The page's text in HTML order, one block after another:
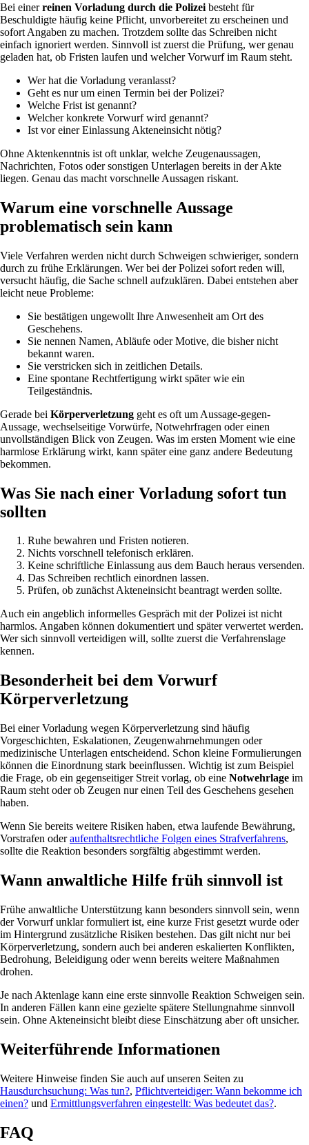
Bei einerreinen Vorladung durch die Polizei besteht für
Beschuldigte häufig keine Pflicht, unvorbereitet zu erscheinen und
sofort Angaben zu machen. Trotzdem sollte das Schreiben nicht
einfach ignoriert werden. Sinnvoll ist zuerst die Prüfung, wer genau
geladen hat, ob Fristen laufen und welcher Vorwurf im Raum steht.
Wer hat die Vorladung veranlasst?
Geht es nur um einen Termin bei der Polizei?
Welche Frist ist genannt?
Welcher konkrete Vorwurf wird genannt?
Ist vor einer Einlassung Akteneinsicht nötig?
Ohne Aktenkenntnis ist oft unklar, welche Zeugenaussagen,
Nachrichten, Fotos oder sonstigen Unterlagen bereits in der Akte
liegen. Genau das macht vorschnelle Aussagen riskant.
Warum eine vorschnelle Aussage
problematisch sein kann
Viele Verfahren werden nicht durch Schweigen schwieriger, sondern
durch zu frühe Erklärungen. Wer bei der Polizei sofort reden will,
versucht häufig, die Sache schnell aufzuklären. Dabei entstehen aber
leicht neue Probleme:
Sie bestätigen ungewollt Ihre Anwesenheit am Ort des
Geschehens.
Sie nennen Namen, Abläufe oder Motive, die bisher nicht
bekannt waren.
Sie verstricken sich in zeitlichen Details.
Eine spontane Rechtfertigung wirkt später wie ein
Teilgeständnis.
Gerade bei Körperverletzung geht es oft um Aussage-gegen-
Aussage, wechselseitige Vorwürfe, Notwehrfragen oder einen
unvollständigen Blick von Zeugen. Was im ersten Moment wie eine
harmlose Erklärung wirkt, kann später eine ganz andere Bedeutung
bekommen.
Was Sie nach einer Vorladung sofort tun
sollten
Ruhe bewahren und Fristen notieren.
Nichts vorschnell telefonisch erklären.
Keine schriftliche Einlassung aus dem Bauch heraus versenden.
Das Schreiben rechtlich einordnen lassen.
Prüfen, ob zunächst Akteneinsicht beantragt werden sollte.
Auch ein angeblich informelles Gespräch mit der Polizei ist nicht
harmlos. Angaben können dokumentiert und später verwertet werden.
Wer sich sinnvoll verteidigen will, sollte zuerst die Verfahrenslage
kennen.
Besonderheit bei dem Vorwurf
Körperverletzung
Bei einer Vorladung wegen Körperverletzung sind häufig
Vorgeschichten, Eskalationen, Zeugenwahrnehmungen oder
medizinische Unterlagen entscheidend. Schon kleine Formulierungen
können die Einordnung stark beeinflussen. Wichtig ist zum Beispiel
die Frage, ob ein gegenseitiger Streit vorlag, ob eine Notwehrlage im
Raum steht oder ob Zeugen nur einen Teil des Geschehens gesehen
haben.
Wenn Sie bereits weitere Risiken haben, etwa laufende Bewährung,
Vorstrafen oderaufenthaltsrechtliche Folgen eines Strafverfahrens,
sollte die Reaktion besonders sorgfältig abgestimmt werden.
Wann anwaltliche Hilfe früh sinnvoll ist
Frühe anwaltliche Unterstützung kann besonders sinnvoll sein, wenn
der Vorwurf unklar formuliert ist, eine kurze Frist gesetzt wurde oder
im Hintergrund zusätzliche Risiken bestehen. Das gilt nicht nur bei
Körperverletzung, sondern auch bei anderen eskalierten Konflikten,
Bedrohung, Beleidigung oder wenn bereits weitere Maßnahmen
drohen.
Je nach Aktenlage kann eine erste sinnvolle Reaktion Schweigen sein.
In anderen Fällen kann eine gezielte spätere Stellungnahme sinnvoll
sein. Ohne Akteneinsicht bleibt diese Einschätzung aber oft unsicher.
Weiterführende Informationen
Weitere Hinweise finden Sie auch auf unseren Seiten zu
Hausdurchsuchung: Was tun?, Pflichtverteidiger: Wann bekomme ich
einen? und Ermittlungsverfahren eingestellt: Was bedeutet das?.
FAQ